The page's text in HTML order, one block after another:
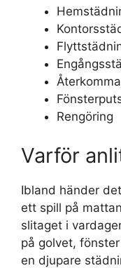
Rengöring
Varför
Ibland händer
ett spill på
slitaget i
på golvet,
en djupare